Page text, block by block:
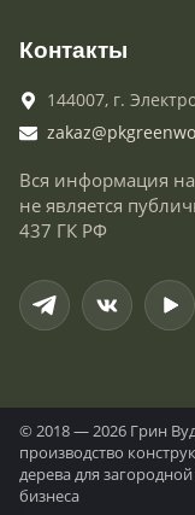
Контакты
144007, г.
Вся информация
не является
437 ГК РФ
© 2018 — 2026 Грин
производство
дерева для
бизнеса